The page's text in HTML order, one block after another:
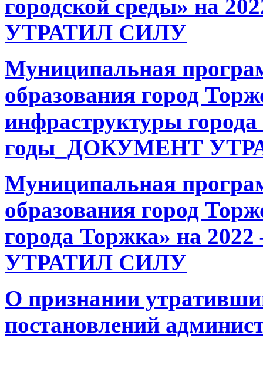
городской среды» на
УТРАТИЛ СИЛУ
Муниципальная
образования город
инфраструктуры
годы_ДОКУМЕНТ
Муниципальная
образования город
города Торжка» на
УТРАТИЛ СИЛУ
О признании
постановлений